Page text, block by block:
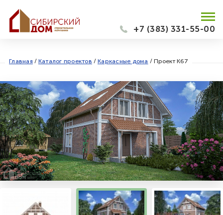
+7 (383) 331-55-00
Главная / Каталог проектов / Каркасные дома / Проект К67